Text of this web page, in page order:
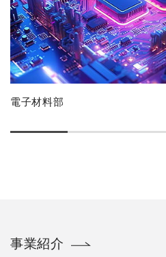
電子材料部
事業紹介